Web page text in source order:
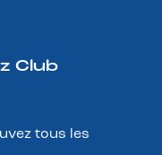
Club
tous les